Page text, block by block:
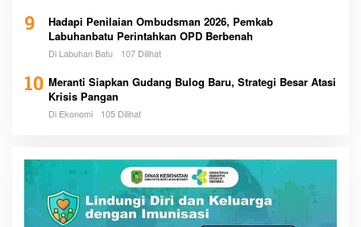
9
Hadapi Penilaian Ombudsman 2026, Pemkab
Labuhanbatu Perintahkan OPD Berbenah
Di Labuhan Batu 107 Dilihat
10 Meranti Siapkan Gudang Bulog Baru, Strategi Besar Atasi
Krisis Pangan
Di Ekonomi 105 Dilihat